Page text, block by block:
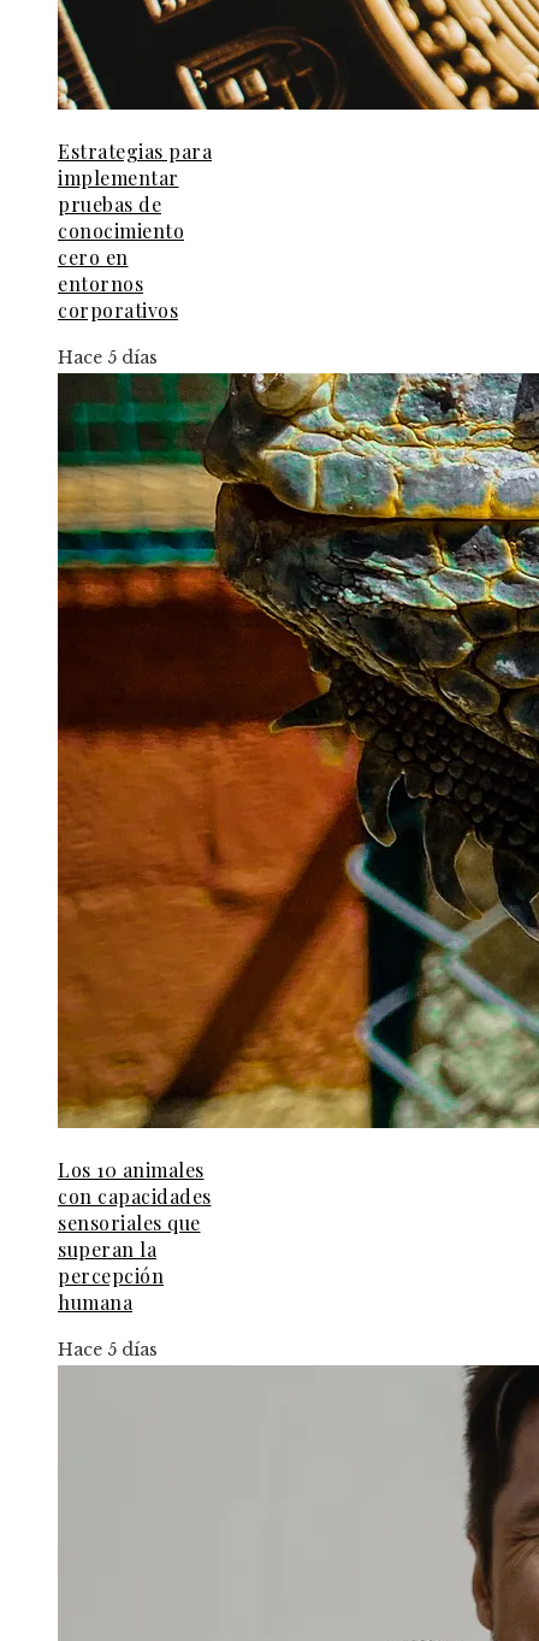
Estrategias para
implementar
pruebas de
conocimiento
cero en
entornos
corporativos
Hace 5 días
Los 10 animales
con capacidades
sensoriales que
superan la
percepción
humana
Hace 5 días